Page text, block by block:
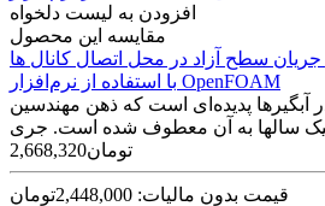
افزودن به لیست دلخواه
مقایسه این محصول
سطح آزاد در محل اتصال کانال‌ ها
با استفاده از نرم‌افزار OpenFOAM
آبگير­ها پدیده­‌ای است که ذهن مهندسین
2,668,320تومان
قیمت بدون مالیات: 2,448,000تومان